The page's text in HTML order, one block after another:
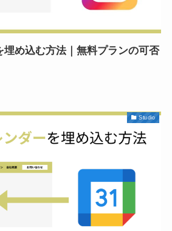
め込む方法｜無料プランの可否
Studio